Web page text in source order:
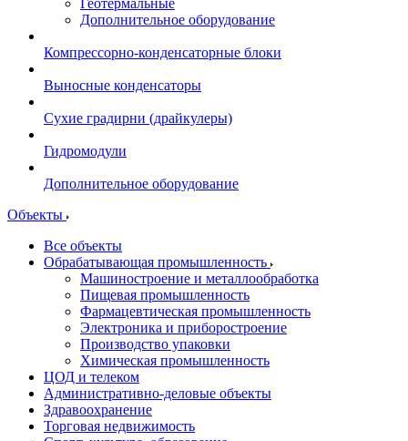
Геотермальные
Дополнительное оборудование
Компрессорно-конденсаторные блоки
Выносные конденсаторы
Сухие градирни (драйкулеры)
Гидромодули
Дополнительное оборудование
Объекты
Все объекты
Обрабатывающая промышленность
Машиностроение и металлообработка
Пищевая промышленность
Фармацевтическая промышленность
Электроника и приборостроение
Производство упаковки
Химическая промышленность
ЦОД и телеком
Административно-деловые объекты
Здравоохранение
Торговая недвижимость